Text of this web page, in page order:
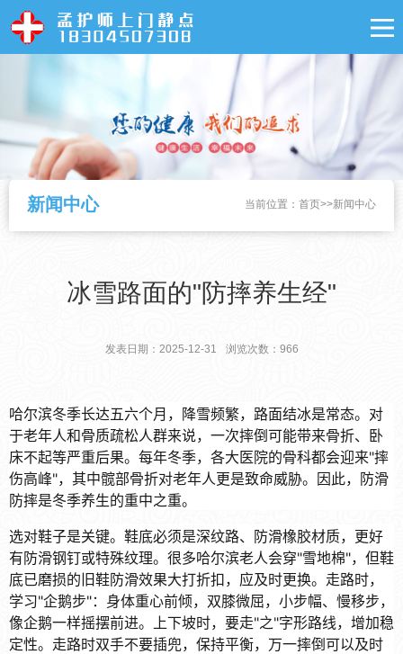
新闻中心 当前位置： 首页>>新闻中心
冰雪路面的"防摔养生经"
发表日期：2025-12-31 浏览次数：966
哈尔滨冬季长达五六个月，降雪频繁，路面结冰是常态。对
于老年人和骨质疏松人群来说，一次摔倒可能带来骨折、卧
床不起等严重后果。每年冬季，各大医院的骨科都会迎来"摔
伤高峰"，其中髋部骨折对老年人更是致命威胁。因此，防滑
防摔是冬季养生的重中之重。
选对鞋子是关键。鞋底必须是深纹路、防滑橡胶材质，更好
有防滑钢钉或特殊纹理。很多哈尔滨老人会穿"雪地棉"，但鞋
底已磨损的旧鞋防滑效果大打折扣，应及时更换。走路时，
学习"企鹅步"：身体重心前倾，双膝微屈，小步幅、慢移步，
像企鹅一样摇摆前进。上下坡时，要走"之"字形路线，增加稳
定性。走路时双手不要插兜，保持平衡，万一摔倒可以及时